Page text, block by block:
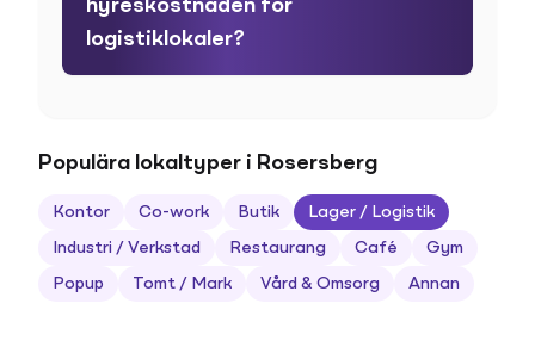
hyreskostnaden för
logistiklokaler?
Populära lokaltyper i Rosersberg
Kontor Co-work Butik Lager / Logistik
Industri / Verkstad Restaurang Café Gym
Popup Tomt / Mark Vård & Omsorg Annan